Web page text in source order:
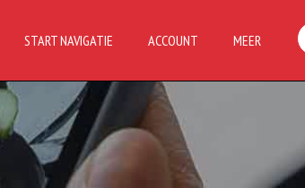
START NAVIGATIE ACCOUNT MEER